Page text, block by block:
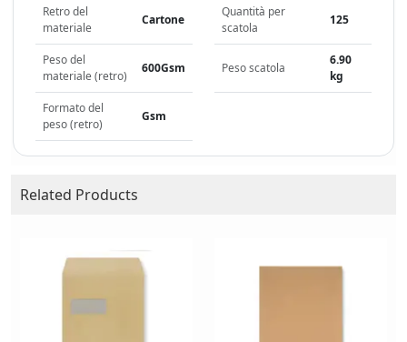
Retro del
materiale
Cartone
Peso del
materiale (retro)
600Gsm
Formato del
peso (retro)
Gsm
Quantità per
scatola
125
Peso scatola
6.90
kg
Related Products